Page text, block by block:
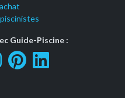
Guide-Piscine :